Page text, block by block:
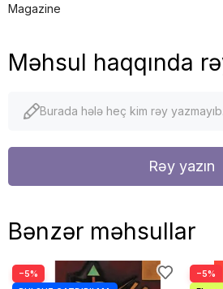
Magazine
Məhsul haqqında
Burada hələ heç kim rəy
Rəy yazın
Bənzər məhsullar
−5% −5%